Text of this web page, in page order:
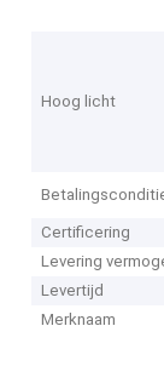
Hoog licht
Certificering
Levering
Levertijd
Merknaam